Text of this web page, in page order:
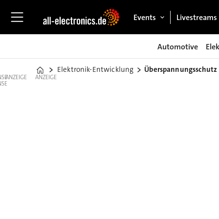
Events Livestreams
Automotive
Home
Elektronik-Entwicklung
ANZEIGE ANZEIGE